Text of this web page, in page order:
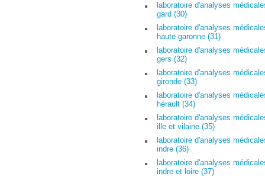
laboratoire d'analyses
gard (30)
laboratoire d'analyses
haute garonne (31)
laboratoire d'analyses
gers (32)
laboratoire d'analyses
gironde (33)
laboratoire d'analyses
hérault (34)
laboratoire d'analyses
ille et vilaine (35)
laboratoire d'analyses
indre (36)
laboratoire d'analyses
indre et loire (37)